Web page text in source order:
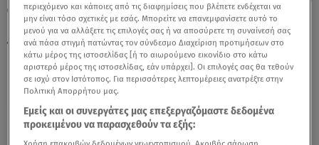
17.05.26, 11:29
Άγιοι Ανάργυροι: Υποσιτισμένα τα τρία
παιδιά που ζούσαν στην τρώγλη
περιεχόμενο και κάποιες από τις διαφημίσεις που βλέπετε ενδέχεται να
μην είναι τόσο σχετικές με εσάς. Μπορείτε να επανεμφανίσετε αυτό το
μενού για να αλλάξετε τις επιλογές σας ή να αποσύρετε τη συναίνεσή σας
ανά πάσα στιγμή πατώντας τον σύνδεσμο Διαχείριση προτιμήσεων στο
κάτω μέρος της ιστοσελίδας [ή το αιωρούμενο εικονίδιο στο κάτω
αριστερό μέρος της ιστοσελίδας, εάν υπάρχει]. Οι επιλογές σας θα τεθούν
σε ισχύ στον Ιστότοπος. Για περισσότερες λεπτομέρειες ανατρέξτε στην
Πολιτική Απορρήτου μας.
Εμείς και οι συνεργάτες μας επεξεργαζόμαστε δεδομένα
προκειμένου να παρασχεθούν τα εξής: